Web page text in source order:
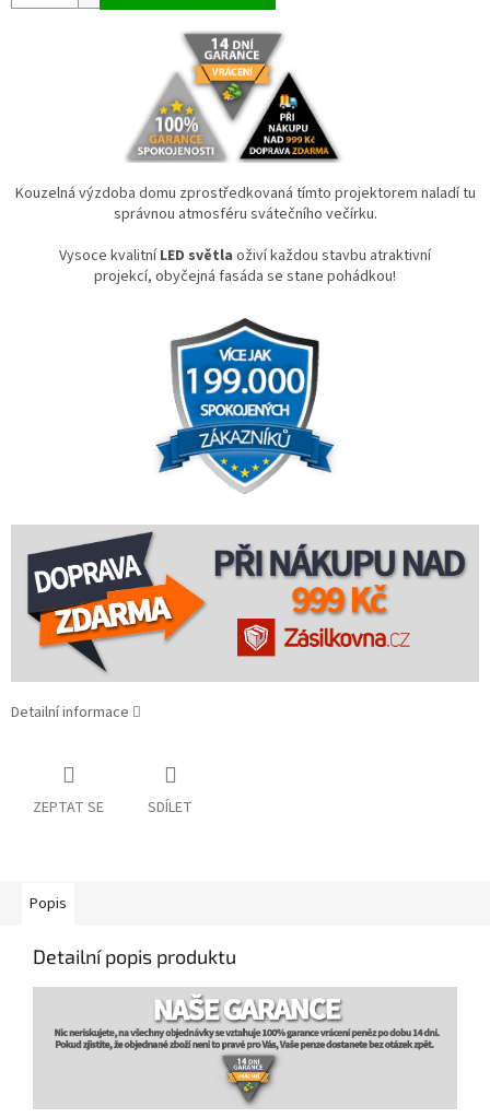
Kouzelná výzdoba domu zprostředkovaná tímto projektorem naladí tu
správnou atmosféru svátečního večírku.
Vysoce kvalitníLED světla oživí každou stavbu atraktivní
projekcí, obyčejná fasáda se stane pohádkou!
Detailní informace
ZEPTAT SE SDÍLET
Popis
Detailní popis produktu